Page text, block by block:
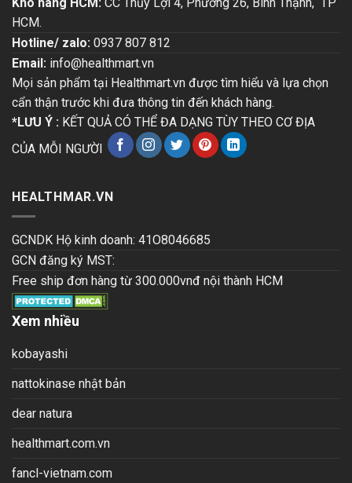
HCM.
Hotline/ zalo: 0937 807 812
Email: info@healthmart.vn
Mọi sản phẩm tại Healthmart.vn được tìm hiểu và lựa chọn
cẩn thận trước khi đưa thông tin đến khách hàng.
*LƯU Ý : KẾT QUẢ CÓ THỂ ĐA DẠNG TÙY THEO CƠ ĐỊA
CỦA MỖI NGƯỜI
HEALTHMAR.VN
GCNDK Hộ kinh doanh: 41O8046685
GCN đăng ký MST:
Free ship đơn hàng từ 300.000vnđ nội thành HCM
Xem nhiều
kobayashi
nattokinase nhật bản
dear natura
healthmart.com.vn
fancl-vietnam.com